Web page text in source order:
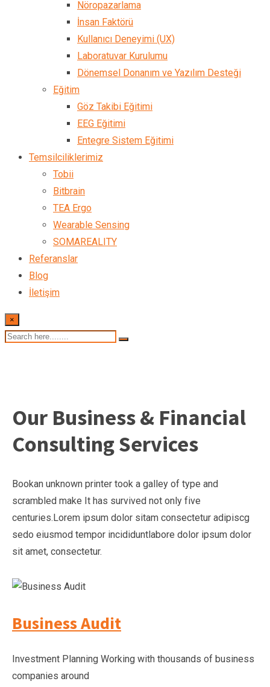
Nöropazarlama
İnsan Faktörü
Kullanıcı Deneyimi (UX)
Laboratuvar Kurulumu
Dönemsel Donanım ve Yazılım Desteği
Eğitim
Göz Takibi Eğitimi
EEG Eğitimi
Entegre Sistem Eğitimi
Temsilciliklerimiz
Tobii
Bitbrain
TEA Ergo
Wearable Sensing
SOMAREALITY
Referanslar
Blog
İletişim
×
Our Business & Financial
Consulting Services
Bookan unknown printer took a galley of type and
scrambled make It has survived not only five
centuries.Lorem ipsum dolor sitam consectetur adipiscg
sedo eiusmod tempor incididuntlabore dolor ipsum dolor
sit amet, consectetur.
Business Audit
Investment Planning Working with thousands of business
companies around